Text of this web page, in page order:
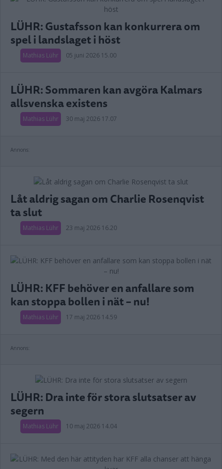
LÜHR: Gustafsson kan konkurrera om
spel i landslaget i höst
Mathias Lühr 05 juni 2026 15.00
LÜHR: Sommaren kan avgöra Kalmars
allsvenska existens
Mathias Lühr 30 maj 2026 17.07
Annons:
Låt aldrig sagan om Charlie Rosenqvist
ta slut
Mathias Lühr 23 maj 2026 16.20
LÜHR: KFF behöver en anfallare som
kan stoppa bollen i nät – nu!
Mathias Lühr 17 maj 2026 14.59
Annons:
LÜHR: Dra inte för stora slutsatser av
segern
Mathias Lühr 10 maj 2026 14.04